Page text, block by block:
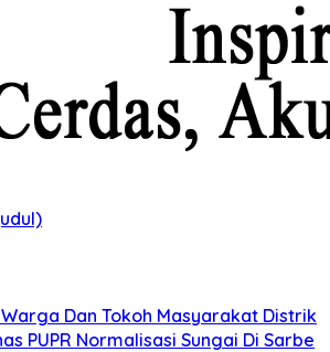
Dan Tokoh Masyarakat Distrik
PUPR Normalisasi Sungai Di Sarbe